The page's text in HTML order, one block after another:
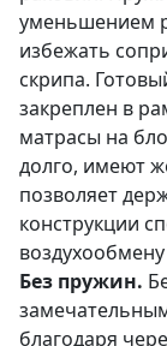
уменьшением
избежать
скрипа.
закреплен в
матрасы на
долго, имеют
позволяет
конструкции
Без пружин.
благодаря